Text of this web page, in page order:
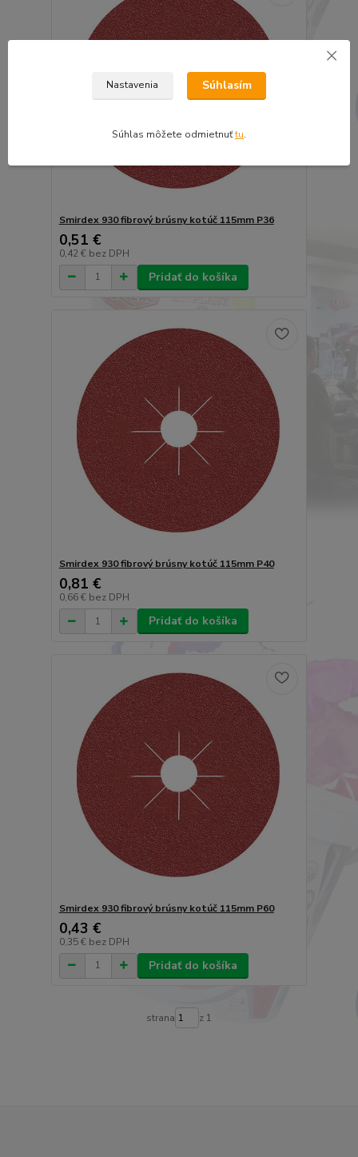
Smirdex 930 fibrový brúsny kotúč 115mm P36
0,51 €
0,42 € bez DPH
Pridať do košíka
Smirdex 930 fibrový brúsny kotúč 115mm P40
0,81 €
0,66 € bez DPH
Pridať do košíka
Smirdex 930 fibrový brúsny kotúč 115mm P60
0,43 €
0,35 € bez DPH
Pridať do košíka
strana z 1
Nastavenia Súhlasím
Súhlas môžete odmietnuťtu.